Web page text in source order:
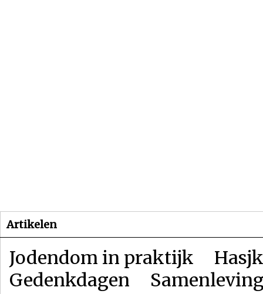
Artikelen
Jodendom in praktijk
Gedenkdagen